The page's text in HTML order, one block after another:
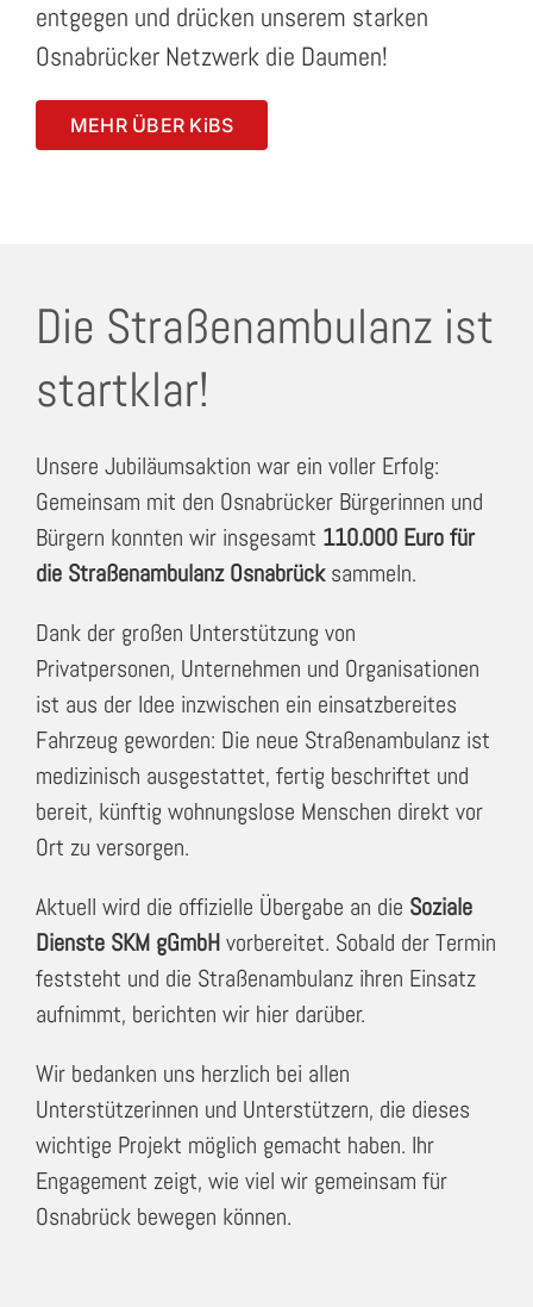
entgegen und drücken unserem starken
Osnabrücker Netzwerk die Daumen!
MEHR ÜBER KiBS
Die Straßenambulanz ist
startklar!
Unsere Jubiläumsaktion war ein voller Erfolg:
Gemeinsam mit den Osnabrücker Bürgerinnen und
Bürgern konnten wir insgesamt 110.000 Euro für
die Straßenambulanz Osnabrücksammeln.
Dank der großen Unterstützung von
Privatpersonen, Unternehmen und Organisationen
ist aus der Idee inzwischen ein einsatzbereites
Fahrzeug geworden: Die neue Straßenambulanz ist
medizinisch ausgestattet, fertig beschriftet und
bereit, künftig wohnungslose Menschen direkt vor
Ort zu versorgen.
Aktuell wird die offizielle Übergabe an die Soziale
Dienste SKM gGmbHvorbereitet. Sobald der Termin
feststeht und die Straßenambulanz ihren Einsatz
aufnimmt, berichten wir hier darüber.
Wir bedanken uns herzlich bei allen
Unterstützerinnen und Unterstützern, die dieses
wichtige Projekt möglich gemacht haben. Ihr
Engagement zeigt, wie viel wir gemeinsam für
Osnabrück bewegen können.